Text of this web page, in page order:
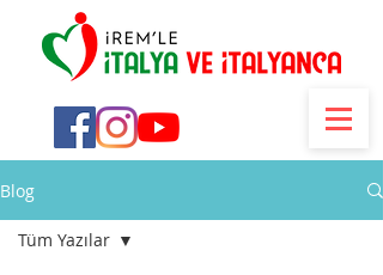
Blog
Tüm Yazılar